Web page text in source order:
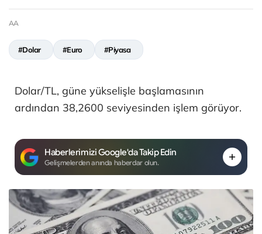
AA
#Dolar #Euro #Piyasa
Dolar/TL, güne yükselişle başlamasının
ardından 38,2600 seviyesinden işlem görüyor.
Haberlerimizi Google'da Takip Edin
Gelişmelerden anında haberdar olun.